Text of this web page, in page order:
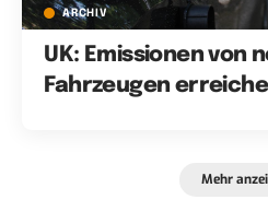
ARCHIV
UK: Emissionen von
Fahrzeugen
Mehr